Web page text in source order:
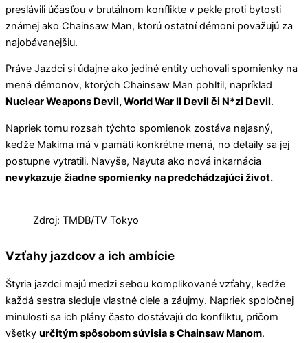
preslávili účasťou v brutálnom konflikte v pekle proti bytosti
známej ako Chainsaw Man, ktorú ostatní démoni považujú za
najobávanejšiu.
Práve Jazdci si údajne ako jediné entity uchovali spomienky na
mená démonov, ktorých Chainsaw Man pohltil, napríklad
Nuclear Weapons Devil, World War II Devil či N*zi Devil.
Napriek tomu rozsah týchto spomienok zostáva nejasný,
keďže Makima má v pamäti konkrétne mená, no detaily sa jej
postupne vytratili. Navyše, Nayuta ako nová inkarnácia
nevykazuje žiadne spomienky na predchádzajúci život.
Zdroj: TMDB/TV Tokyo
Vzťahy jazdcov a ich ambície
Štyria jazdci majú medzi sebou komplikované vzťahy, keďže
každá sestra sleduje vlastné ciele a záujmy. Napriek spoločnej
minulosti sa ich plány často dostávajú do konfliktu, pričom
všetky určitým spôsobom súvisia s Chainsaw Manom.